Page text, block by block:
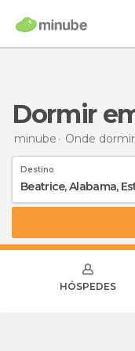
Dormir
minube Onde
Destino
HÓSPEDES